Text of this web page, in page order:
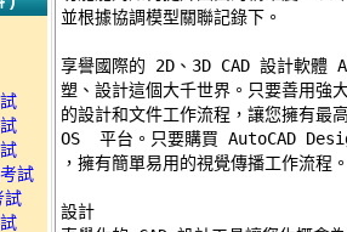
試
試
並根據協調模型關聯記錄下。
享譽國際的 2D、3D CAD 設計軟體
塑、設計這個大千世界。只要善用強
的設計和文件工作流程，讓您擁有
OS  平台。只要購買 AutoCAD
，擁有簡單易用的視覺傳播工作流程
設計